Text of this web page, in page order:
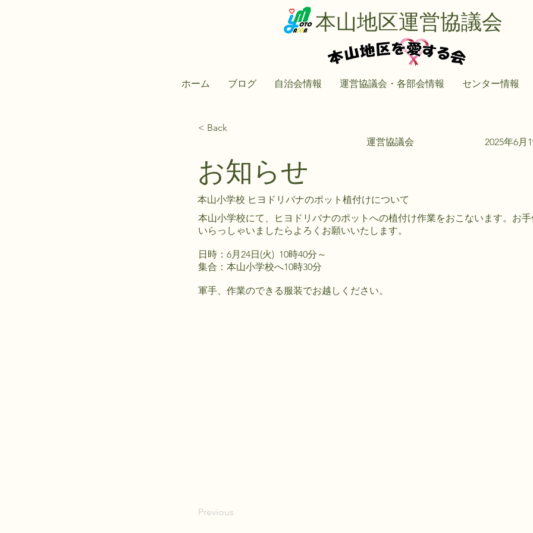
本山地区運営協議会
ホーム ブログ 自治会情報 運営協議会・各部会情報 センター情報
< Back
運営協議会
2025年6月
お知らせ
本山小学校 ヒヨドリバナのポット植付けについて
本山小学校にて、ヒヨドリバナのポットへの植付け作業をおこないます。お
いらっしゃいましたらよろくお願いいたします。
日時：6月24日(火) 10時40分～
集合：本山小学校へ10時30分
軍手、作業のできる服装でお越しください。
Previous